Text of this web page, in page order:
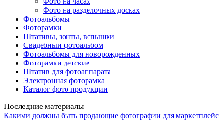
Фото на разделочных досках
Фотоальбомы
Фоторамки
Штативы, зонты, вспышки
Свадебный фотоальбом
Фотоальбомы для новорожденных
Фоторамки детские
Штатив для фотоаппарата
Электронная фоторамка
Каталог фото продукции
Последние материалы
Какими должны быть продающие фотографии для